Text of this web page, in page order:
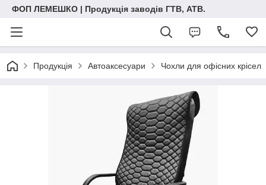
ФОП ЛЕМЕШКО | Продукція заводів ГТВ, АТВ.
Продукція Автоаксесуари Чохли для офісних крісел